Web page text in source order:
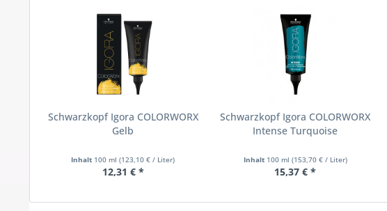
Schwarzkopf Igora COLORWORX
Gelb
Inhalt 100 ml(123,10 € / Liter)
12,31 € *
Schwarzkopf Igora COLORWORX
Intense Turquoise
Inhalt 100 ml (153,70 € / Liter)
15,37 € *